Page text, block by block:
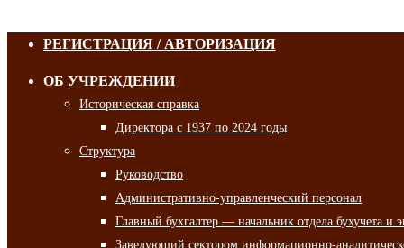
РЕГИСТРАЦИЯ / АВТОРИЗАЦИЯ
ОБ УЧРЕЖДЕНИИ
Историческая справка
Директора с 1937 по 2024 годы
Структура
Руководство
Административно-управленческий персонал
Главный бухгалтер — начальник отдела бухучета и
Заведующий сектором информационно-